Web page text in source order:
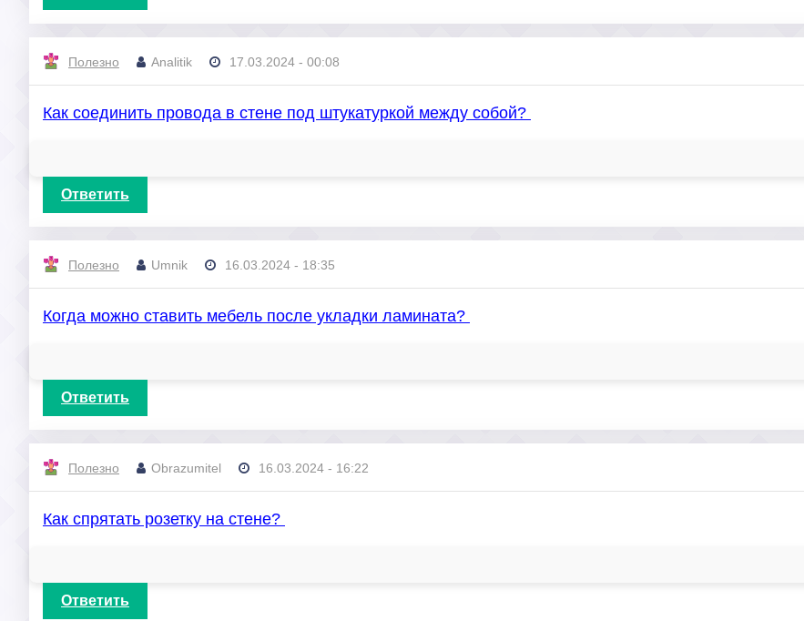
Полезно Analitik 17.03.2024 - 00:08
Как соединить провода в стене под штукатуркой между собой?
Ответить
Полезно Umnik 16.03.2024 - 18:35
Когда можно ставить мебель после укладки ламината?
Ответить
Полезно Obrazumitel 16.03.2024 - 16:22
Как спрятать розетку на стене?
Ответить